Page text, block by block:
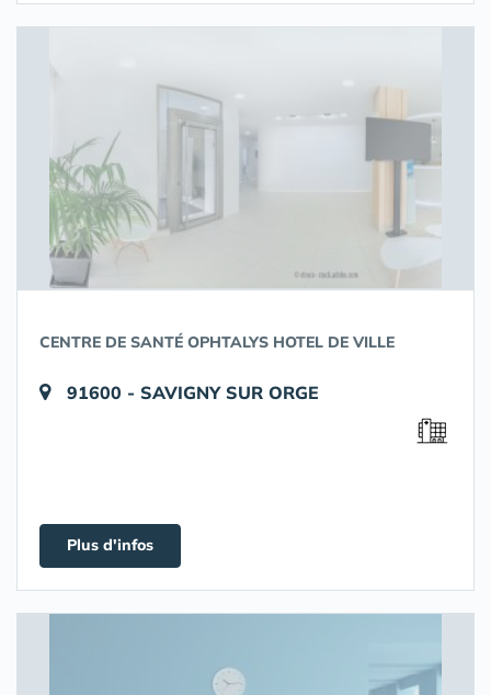
CENTRE DE SANTÉ OPHTALYS HOTEL DE VILLE
91600 - SAVIGNY SUR ORGE
Plus d'infos